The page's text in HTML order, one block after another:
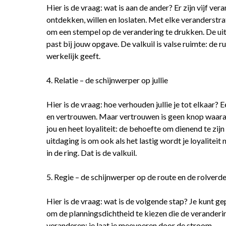
Hier is de vraag: wat is aan de ander? Er zijn vijf
ontdekken, willen en loslaten. Met elke
om een stempel op de verandering te drukken. De
past bij jouw opgave. De valkuil is valse ruimte: de
werkelijk geeft.
4. Relatie – de schijnwerper op jullie
Hier is de vraag: hoe verhouden jullie je tot
en vertrouwen. Maar vertrouwen is geen knop
jou en heet loyaliteit: de behoefte om dienend te
uitdaging is om ook als het lastig wordt je loyaliteit
in de ring. Dat is de valkuil.
5. Regie – de schijnwerper op de route en de
Hier is de vraag: wat is de volgende stap? Je kunt
om de planningsdichtheid te kiezen die de